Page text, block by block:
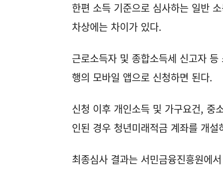
한편 소득 기준으로 심사하는 일반
차상에는 차이가 있다.
근로소득자 및 종합소득세 신고자
행의 모바일 앱으로 신청하면 된다.
신청 이후 개인소득 및 가구요건, 중
인된 경우 청년미래적금 계좌를 개
최종심사 결과는 서민금융진흥원에